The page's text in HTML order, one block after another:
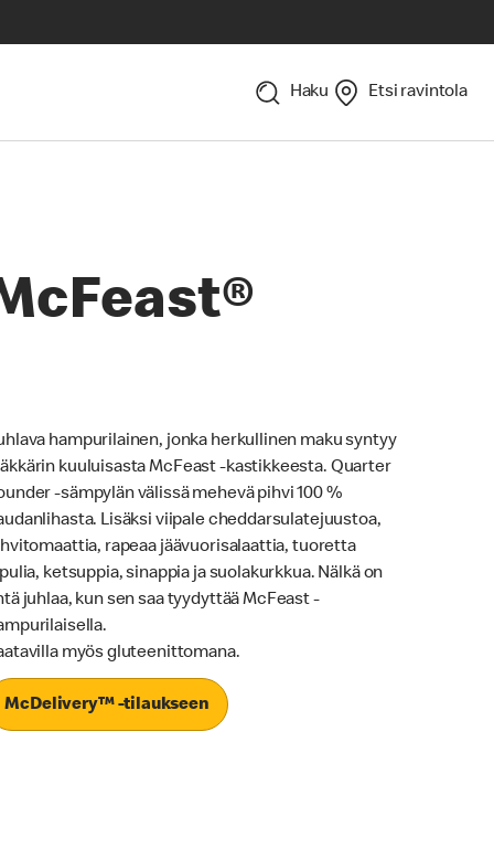
Haku Etsi ravintola
hampurilainen, jonka herkullinen maku syntyy
kuuluisasta McFeast -kastikkeesta. Quarter
-sämpylän välissä mehevä pihvi 100 %
Lisäksi viipale cheddarsulatejuustoa,
rapeaa jäävuorisalaattia, tuoretta
ketsuppia, sinappia ja suolakurkkua. Nälkä on
juhlaa, kun sen saa tyydyttää McFeast -
myös gluteenittomana.
McDelivery™ -tilaukseen